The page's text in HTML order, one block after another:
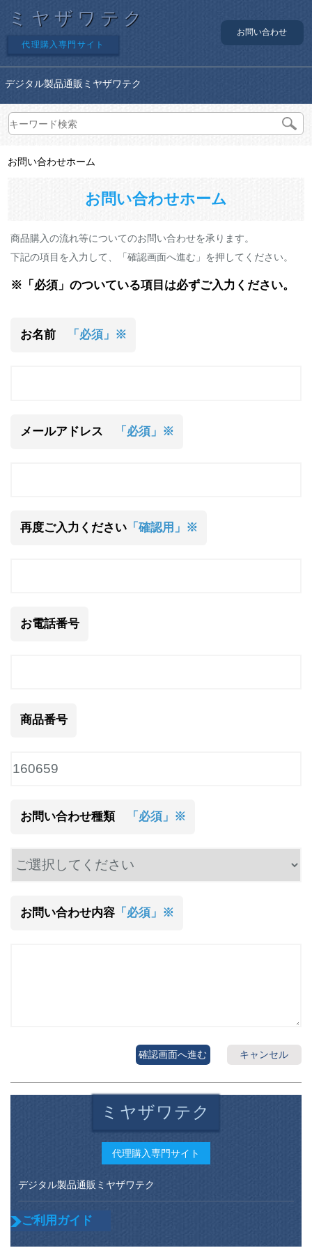
ミヤザワテク
代理購入専門サイト
お問い合わせ
デジタル製品通販ミヤザワテク
お問い合わせホーム
お問い合わせホーム
商品購入の流れ等についてのお問い合わせを承ります。
下記の項目を入力して、「確認画面へ進む」を押してください。
※「必須」のついている項目は必ずご入力ください。
お名前 「必須」※
メールアドレス 「必須」※
再度ご入力ください「確認用」※
お電話番号
商品番号
お問い合わせ種類 「必須」※
お問い合わせ内容「必須」※
キャンセル
確認画面へ進む
ミヤザワテク
代理購入専門サイト
デジタル製品通販ミヤザワテク
ご利用ガイド